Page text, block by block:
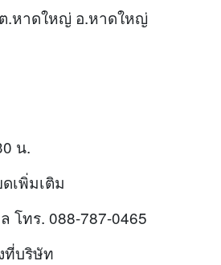
.หาดใหญ่ อ.หาดใหญ่
น.
เพิ่มเติม
โทร. 088-787-0465
ที่บริษัท